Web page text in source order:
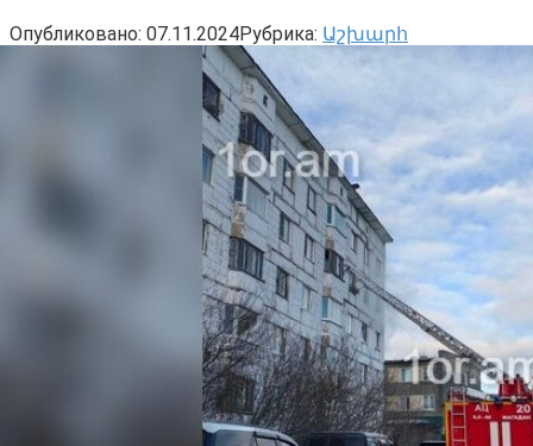
Опубликовано: 07.11.2024Рубрика: Աշխարհ